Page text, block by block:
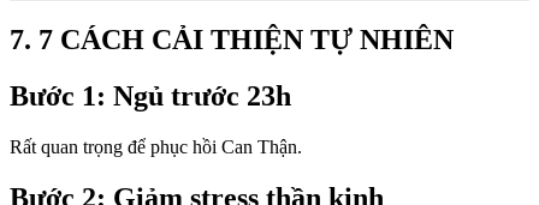
7. 7 CÁCH CẢI THIỆN TỰ NHIÊN
Bước 1: Ngủ trước 23h
Rất quan trọng để phục hồi Can Thận.
Bước 2: Giảm stress thần kinh